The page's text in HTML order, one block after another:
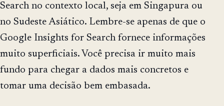
Search no contexto local, seja em Singapura ou
no Sudeste Asiático. Lembre-se apenas de que o
Google Insights for Search fornece informações
muito superficiais. Você precisa ir muito mais
fundo para chegar a dados mais concretos e
tomar uma decisão bem embasada.